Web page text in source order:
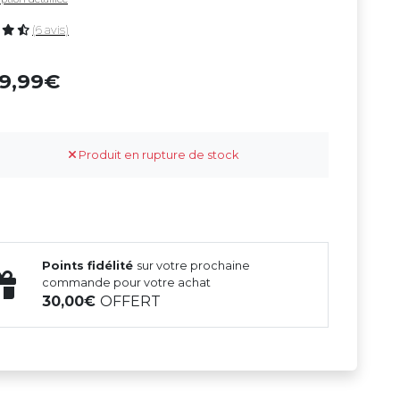
(6 avis)
Produit en rupture de stock
Points fidélité sur votre prochaine
commande pour votre achat
30,00OFFERT